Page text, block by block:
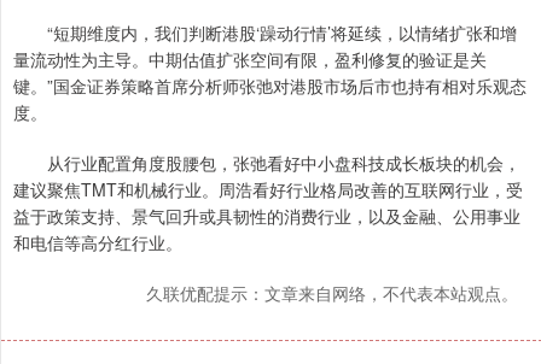
“短期维度内，我们判断港股‘躁动行情’将延续，以情绪扩张和增
量流动性为主导。中期估值扩张空间有限，盈利修复的验证是关
键。”国金证券策略首席分析师张弛对港股市场后市也持有相对乐观态
度。
从行业配置角度股腰包，张弛看好中小盘科技成长板块的机会，
建议聚焦TMT和机械行业。周浩看好行业格局改善的互联网行业，受
益于政策支持、景气回升或具韧性的消费行业，以及金融、公用事业
和电信等高分红行业。
久联优配提示：文章来自网络，不代表本站观点。